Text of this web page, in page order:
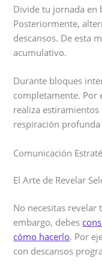
Divide tu jornada en
Posteriormente,
descansos. De esta
acumulativo.
Durante bloques
completamente. Por
realiza estiramientos
respiración
Comunicación
El Arte de Revelar
No necesitas revelar
embargo, debes
cómo hacerlo. Por
con descansos